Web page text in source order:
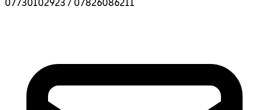
07730102923 / 07826086211